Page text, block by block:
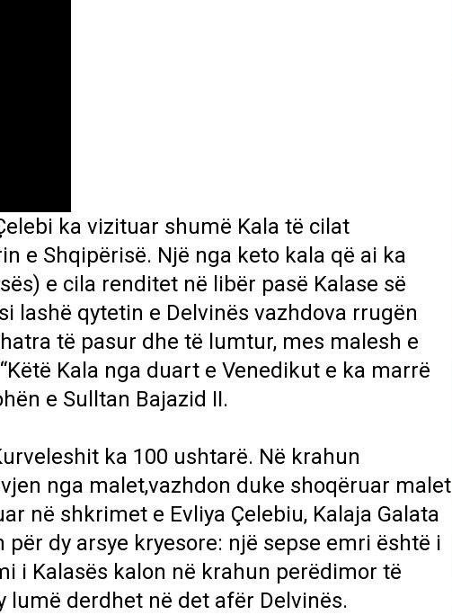
ka vizituar shumë Kala të cilat
e Shqipërisë. Një nga keto kala që ai ka
e cila renditet në libër pasë Kalase së
lashë qytetin e Delvinës vazhdova rrugën
të pasur dhe të lumtur, mes malesh e
Kala nga duart e Venedikut e ka marrë
e Sulltan Bajazid II.
ka 100 ushtarë. Në krahun
nga malet,vazhdon duke shoqëruar malet
në shkrimet e Evliya Çelebiu, Kalaja Galata
dy arsye kryesore: një sepse emri është i
i Kalasës kalon në krahun perëdimor të
lumë derdhet në det afër Delvinës.